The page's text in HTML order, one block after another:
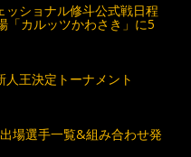
ショナル修斗公式戦日程
カルッツかわさき」に5
王決定トーナメント
場選手一覧&組み合わせ発